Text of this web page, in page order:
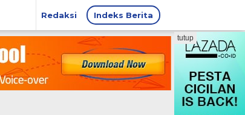
Redaksi Indeks Berita
tutup